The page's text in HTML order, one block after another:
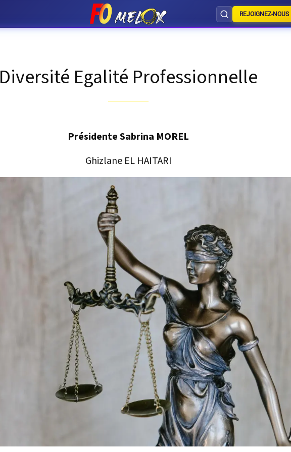
REJOIGNEZ-NOUS
Diversité Egalité Professionnelle
Présidente Sabrina MOREL
Ghizlane EL HAITARI